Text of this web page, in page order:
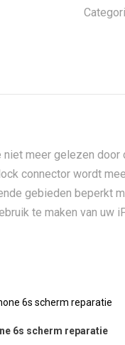
meer gelezen
connector wordt
gebieden beperkt
te maken van uw
6s scherm reparatie